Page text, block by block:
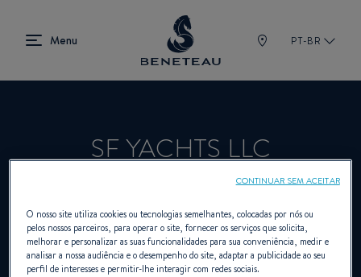
PT-BR
SF YACHTS LLC
Revendedor A bordo, Fora de bordo para
BENETEAU
O nosso site utiliza cookies ou tecnologias semelhantes, colocadas por nós ou
pelos nossos parceiros, para operar o site, fornecer os serviços que solicita,
melhorar e personalizar as suas funcionalidades para sua conveniência, medir e
analisar a nossa audiência e o desempenho do site, adaptar a publicidade ao seu
perfil de interesses e permitir-lhe interagir com redes sociais.
CONTINUAR SEM ACEITAR